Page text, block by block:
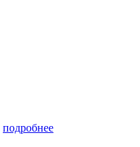
подробнее